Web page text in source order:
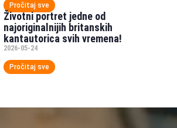
Pročitaj sve
Životni portret jedne od
najoriginalnijih britanskih
kantautorica svih vremena!
2026-05-24
Pročitaj sve